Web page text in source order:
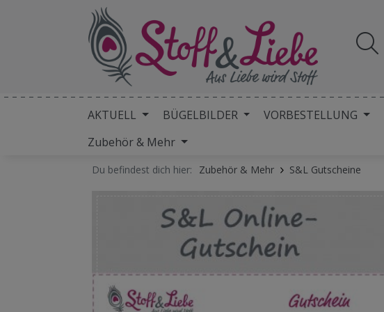
AKTUELL BÜGELBILDER VORBESTELLUNG
Zubehör & Mehr
Du befindest dich hier: Zubehör & Mehr S&L Gutscheine